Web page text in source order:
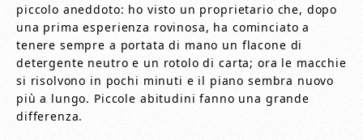
piccolo aneddoto: ho visto un proprietario che, dopo
una prima esperienza rovinosa, ha cominciato a
tenere sempre a portata di mano un flacone di
detergente neutro e un rotolo di carta; ora le macchie
si risolvono in pochi minuti e il piano sembra nuovo
più a lungo. Piccole abitudini fanno una grande
differenza.